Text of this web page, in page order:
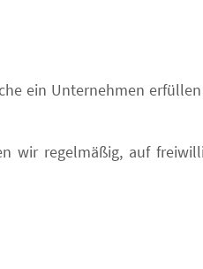
ein Unternehmen
wir regelmäßig, auf